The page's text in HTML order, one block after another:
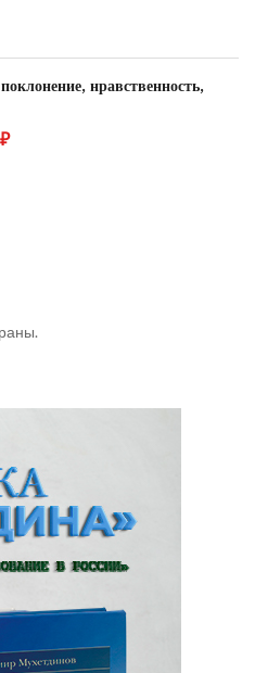
нравственность,